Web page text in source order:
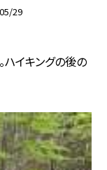
29
イキングの後の